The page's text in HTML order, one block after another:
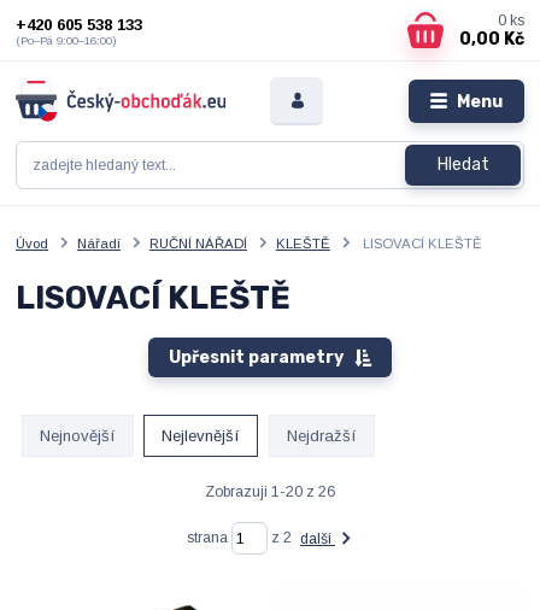
Menu
Hledat
+420 605 538 133
(Po–Pá 9:00–16:00)
0 ks
0,00 Kč
Úvod Nářadí RUČNÍ NÁŘADÍ KLEŠTĚ LISOVACÍ KLEŠTĚ
LISOVACÍ KLEŠTĚ
Upřesnit parametry
Nejnovější Nejlevnější Nejdražší
Zobrazuji 1-20 z 26
strana z 2 další